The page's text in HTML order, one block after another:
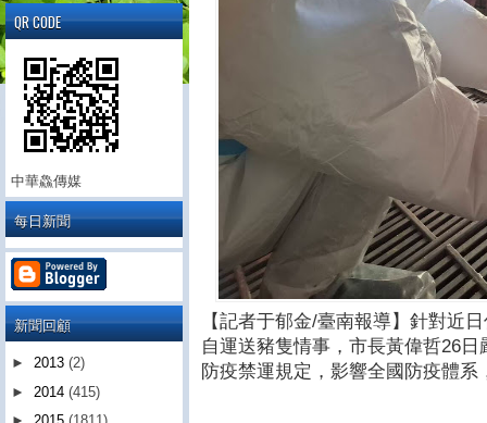
【記者于郁金/臺南報導】針對近
自運送豬隻情事，市長黃偉哲26
防疫禁運規定，影響全國防疫體
QR CODE
中華鱻傳媒
每日新聞
新聞回顧
► 2013 (2)
► 2014 (415)